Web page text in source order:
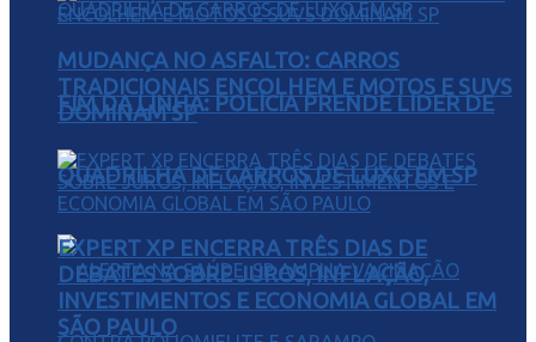
FIM DA LINHA: POLÍCIA PRENDE LÍDER DE
QUADRILHA DE CARROS DE LUXO EM SP
MUDANÇA NO ASFALTO: CARROS
TRADICIONAIS ENCOLHEM E MOTOS E SUVS
DOMINAM SP
EXPERT XP ENCERRA TRÊS DIAS DE
DEBATES SOBRE JUROS, INFLAÇÃO,
INVESTIMENTOS E ECONOMIA GLOBAL EM
SÃO PAULO